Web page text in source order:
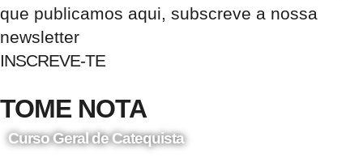
que publicamos aqui, subscreve a nossa
newsletter
INSCREVE-TE
TOME NOTA
Curso Geral de Catequista